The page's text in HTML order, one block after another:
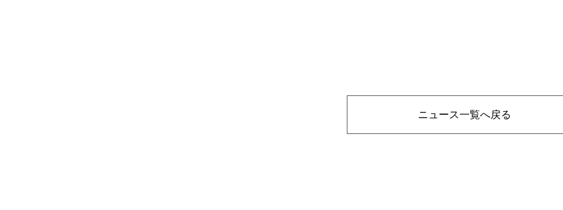
ニュース一覧へ戻る